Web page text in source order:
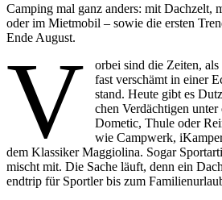
Camping mal ganz anders: mit Dach­zelt,
oder im Miet­mobil – sowie die ersten
Ende August.
V
orbei sind die Zeiten,
fast verschämt in einer
stand. Heute gibt es
chen Verdäch­tigen
Dometic, Thule oder
wie Camp­werk,
dem Klas­siker Maggio­lina. Sogar
mischt mit. Die Sache läuft, denn ein
end­trip für Sportler bis zum